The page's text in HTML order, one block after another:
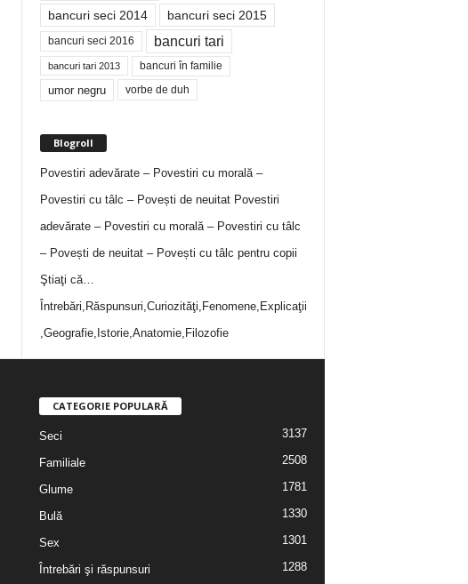
bancuri seci 2014 bancuri seci 2015
bancuri seci 2016 bancuri tari
bancuri tari 2013 bancuri în familie
umor negru vorbe de duh
Blogroll
Povestiri adevărate – Povestiri cu morală –
Povestiri cu tâlc – Povești de neuitatPovestiri
adevărate – Povestiri cu morală – Povestiri cu tâlc
– Povești de neuitat – Povești cu tâlc pentru copii
Ştiaţi că…
Întrebări,Răspunsuri,Curiozităţi,Fenomene,Explicaţii
,Geografie,Istorie,Anatomie,Filozofie
CATEGORIE POPULARĂ
Seci 3137
Familiale 2508
Glume 1781
Bulă 1330
Sex 1301
Întrebări şi răspunsuri 1288